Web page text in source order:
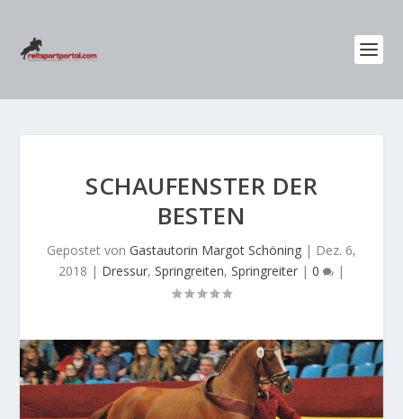
SCHAUFENSTER DER
BESTEN
Gepostet von Gastautorin Margot Schöning | Dez. 6,
2018 | Dressur, Springreiten, Springreiter | 0 |